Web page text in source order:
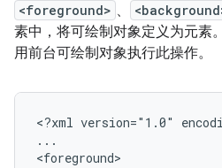
<foreground> 、
素中，将可绘制对象定义为元素
用前台可绘制对象执行此操作。
<?xml version="1.0"
...